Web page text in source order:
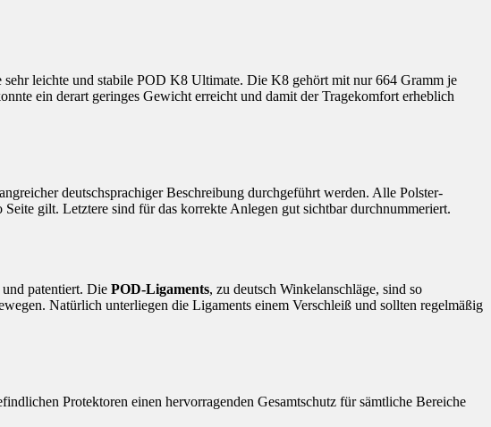
leichte und stabile POD K8 Ultimate. Die K8 gehört mit nur 664 Gramm je
ein derart geringes Gewicht erreicht und damit der Tragekomfort erheblich
deutschsprachiger Beschreibung durchgeführt werden. Alle Polster-
gilt. Letztere sind für das korrekte Anlegen gut sichtbar durchnummeriert.
patentiert. Die POD-Ligaments, zu deutsch Winkelanschläge, sind so
Natürlich unterliegen die Ligaments einem Verschleiß und sollten regelmäßig
Protektoren einen hervorragenden Gesamtschutz für sämtliche Bereiche